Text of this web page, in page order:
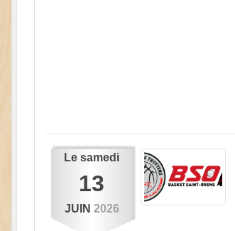
Lesamedi
13
JUIN 2026